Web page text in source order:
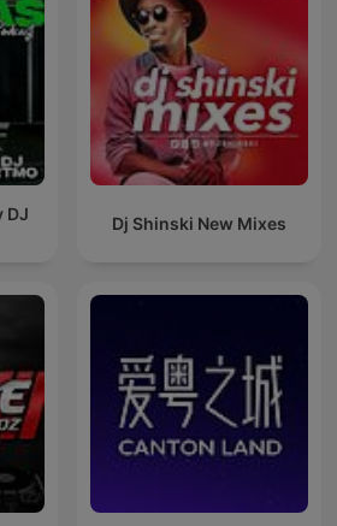
DJ
Dj Shinski New Mixes